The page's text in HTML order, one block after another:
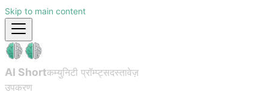
Skip to main content
AI Shortकम्युनिटी प्रॉम्प्ट्सदस्तावेज़
उपकरण